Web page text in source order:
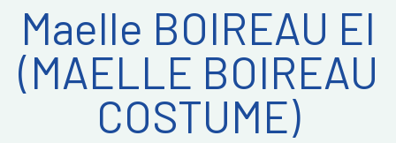
Recherche
sur:
Maelle BOIREAU EI
(MAELLE BOIREAU
COSTUME)